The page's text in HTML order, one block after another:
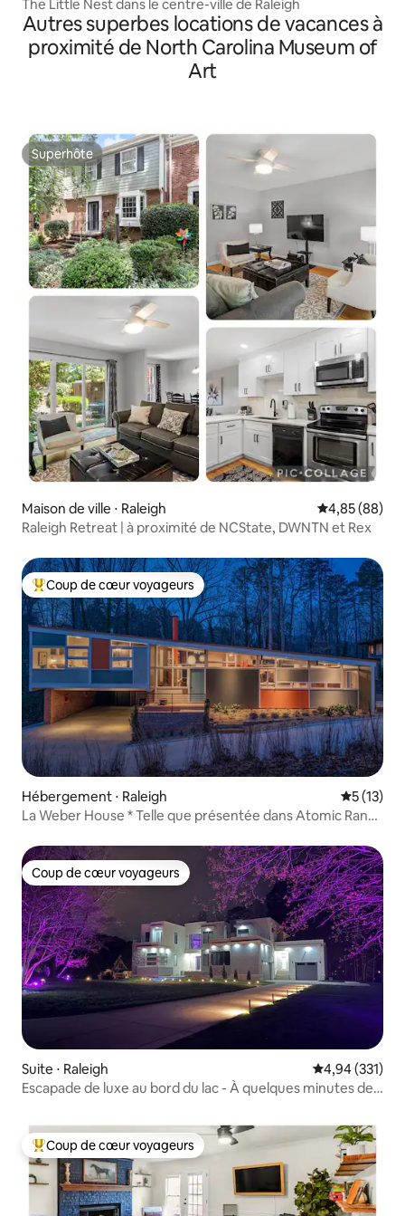
The Little Nest dans le centre-ville de Raleigh
Autres superbes locations de vacances à
proximité de North Carolina Museum of
Art
Superhôte
Superhôte
Maison de ville ⋅ Raleigh Évaluation
4,85 (88)
Raleigh Retreat | à proximité de NCState, DWNTN et Rex
Coups de cœur voyageurs les plus appréciés
Coup de cœur voyageurs
Hébergement ⋅ Raleigh
5 (13)
La Weber House * Telle que présentée dans Atomic Ranch
Coup de cœur voyageurs
Coup de cœur voyageurs
Suite ⋅ Raleigh Évaluation
4,94 (331)
Escapade de luxe au bord du lac - À quelques minutes de
Coups de cœur voyageurs les plus appréciés
Coup de cœur voyageurs